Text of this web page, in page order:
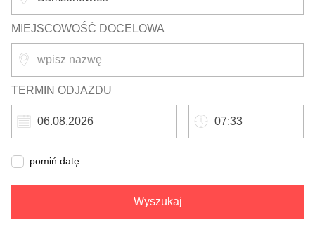
MIEJSCOWOŚĆ DOCELOWA
TERMIN ODJAZDU
pomiń datę
Wyszukaj